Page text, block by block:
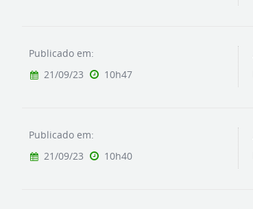
Publicado em:
21/09/23
10h47
Publicado em:
21/09/23
10h40